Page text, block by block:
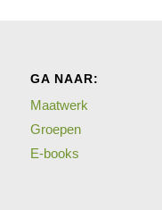
GA NAAR:
Maatwerk
Groepen
E-books